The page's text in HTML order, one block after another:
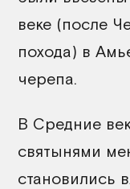
веке (после
похода) в
черепа.
В Средние
святынями
становились